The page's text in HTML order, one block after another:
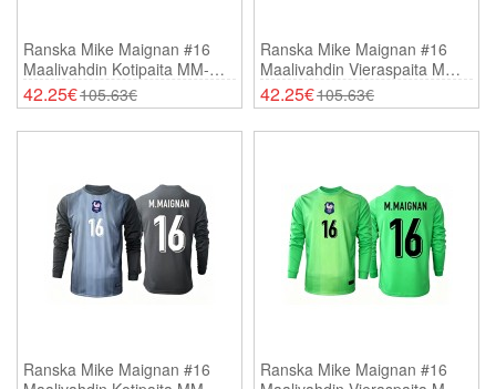
Ranska Mike Maignan #16
Maalivahdin Kotipaita MM-
Kisat 2026 Lyhythihainen
42.25€105.63€
Ranska Mike Maignan #16
Maalivahdin Vieraspaita MM-
Kisat 2026 Lyhythihainen
42.25€105.63€
Ranska Mike Maignan #16
Ranska Mike Maignan #16